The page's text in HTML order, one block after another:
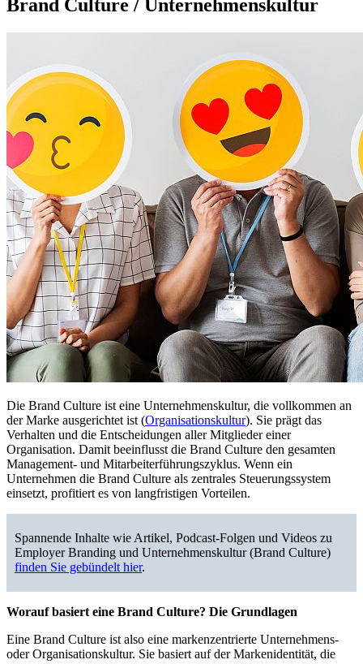
Brand Culture / Unternehmenskultur
Die Brand Culture ist eine Unternehmenskultur, die vollkommen an
der Marke ausgerichtet ist (Organisationskultur). Sie prägt das
Verhalten und die Entscheidungen aller Mitglieder einer
Organisation. Damit beeinflusst die Brand Culture den gesamten
Management- und Mitarbeiterführungszyklus. Wenn ein
Unternehmen die Brand Culture als zentrales Steuerungssystem
einsetzt, profitiert es von langfristigen Vorteilen.
Spannende Inhalte wie Artikel, Podcast-Folgen und Videos zu
Employer Branding und Unternehmenskultur (Brand Culture)
finden Sie gebündelt hier.
Worauf basiert eine Brand Culture? Die Grundlagen
Eine Brand Culture ist also eine markenzentrierte Unternehmens-
oder Organisationskultur. Sie basiert auf der Markenidentität, die